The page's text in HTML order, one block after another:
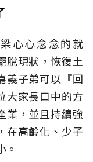
心心念念的就
脫現狀，恢復土
義子弟可以『回
大家長口中的方
業，並且持續強
在高齡化、少子